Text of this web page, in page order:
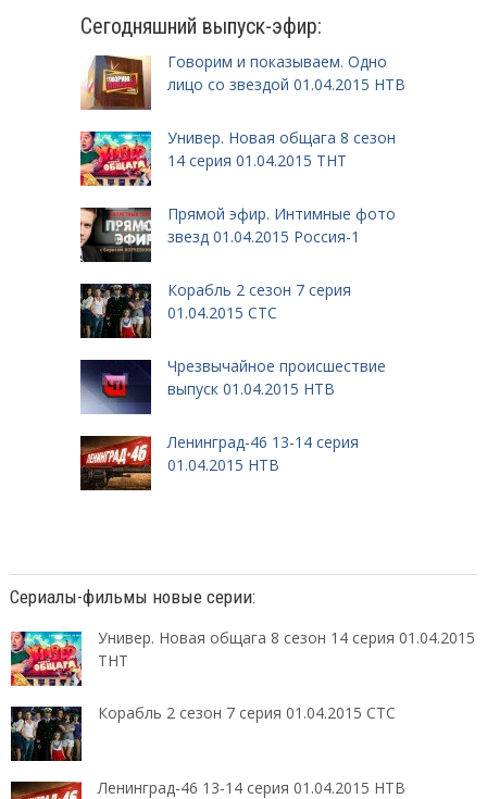
Сегодняшний выпуск-эфир:
Говорим и показываем. Одно
лицо со звездой 01.04.2015 НТВ
Универ. Новая общага 8 сезон
14 серия 01.04.2015 ТНТ
Прямой эфир. Интимные фото
звезд 01.04.2015 Россия-1
Корабль 2 сезон 7 серия
01.04.2015 СТС
Чрезвычайное происшествие
выпуск 01.04.2015 НТВ
Ленинград-46 13-14 серия
01.04.2015 НТВ
Сериалы-фильмы новые серии:
Универ. Новая общага 8 сезон 14 серия 01.04.2015
ТНТ
Корабль 2 сезон 7 серия 01.04.2015 СТС
Ленинград-46 13-14 серия 01.04.2015 НТВ